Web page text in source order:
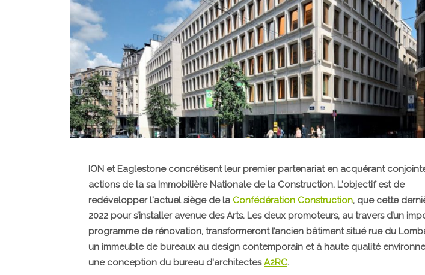
ION et Eaglestone concrétisent leur premier partenariat en acquérant
actions de la sa Immobilière Nationale de la Construction. L'objectif est de
redévelopper l'actuel siège de la Confédération Construction, que cette
2022 pour s’installer avenue des Arts. Les deux promoteurs, au travers d’un
programme de rénovation, transformeront l’ancien bâtiment situé rue du
un immeuble de bureaux au design contemporain et à haute qualité
une conception du bureau d'architectesA2RC.